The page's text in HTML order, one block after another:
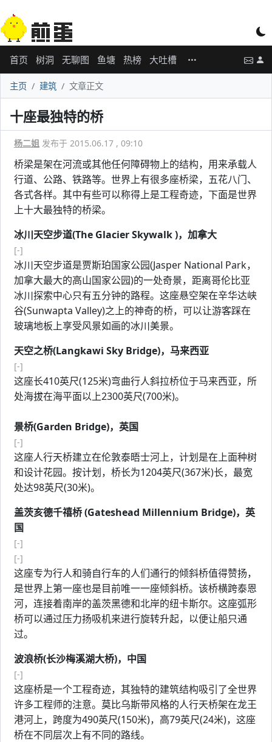
首页 树洞 无聊图 鱼塘 热榜 大吐槽
主页 建筑 文章正文
十座最独特的桥
杨二姐 发布于 2015.06.17 , 09:10
桥梁是架在河流或其他任何障碍物上的结构，用来承载人
行道、公路、铁路等。世界上有很多座桥梁，五花八门、
各式各样。其中有些可以称得上是工程奇迹，下面是世界
上十大最独特的桥梁。
冰川天空步道(The Glacier Skywalk )，加拿大
[-]
冰川天空步道是贾斯珀国家公园(Jasper National Park，
加拿大最大的高山国家公园)的一处奇景，距离哥伦比亚
冰川探索中心只有五分钟的路程。这座悬空架在辛华达峡
谷(Sunwapta Valley)之上的神奇的桥，可以让游客踩在
玻璃地板上享受风景如画的冰川美景。
天空之桥(Langkawi Sky Bridge)，马来西亚
[-]
这座长410英尺(125米)弯曲行人斜拉桥位于马来西亚，所
处海拔在海平面以上2300英尺(700米)。
景桥(Garden Bridge)，英国
[-]
这座人行天桥建立在伦敦泰晤士河上，计划是在上面种树
和设计花园。按计划，桥长为1204英尺(367米)长，最宽
处达98英尺(30米)。
盖茨亥德千禧桥 (Gateshead Millennium Bridge)，英
国
[-]
[-]
这座专为行人和骑自行车的人们通行的倾斜桥值得赞扬，
是世界上第一座也是目前唯一一座倾斜桥。该桥横跨泰恩
河，连接着南岸的盖茨黑德和北岸的纽卡斯尔。这座弧形
桥可以通过压力扬吸机来进行旋转升起，以便让船只通
过。
波浪桥(长沙梅溪湖大桥)，中国
[-]
这座桥是一个工程奇迹，其独特的建筑结构吸引了全世界
许多工程师的注意。莫比乌斯带风格的人行天桥架在龙王
港河上，跨度为490英尺(150米)，高79英尺(24米)，这座
桥在不同层次上有不同的路线。